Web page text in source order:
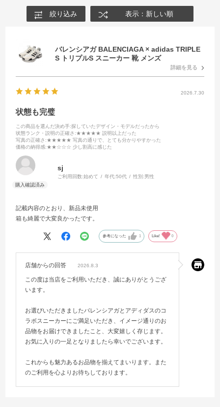
絞り込み 表示：新しい順
バレンシアガ BALENCIAGA × adidas TRIPLE
S トリプルS スニーカー 靴 メンズ
詳細を見る
2026.7.30
状態も完璧
この商品を選んだ決め手:探していたデザイン・モデルだったから
状態ランク・説明の正確さ :★★★★★ 説明以上だった
写真の正確さ :★★★★★ 写真の通りで、とても分かりやすかった
価格の納得感:★★☆☆☆ 少し割高に感じた
sj
ご利用回数:始めて 年代:50代 性別:男性
記載内容のとおり、新品未使用
箱も綺麗で大変良かったです。
参考になった 1 Like! 0
店舗からの回答 2026.8.3
この度は当店をご利用いただき、誠にありがとうござ
います。
お選びいただきましたバレンシアガとアディダスのコ
ラボスニーカーにご満足いただき、イメージ通りのお
品物をお届けできましたこと、大変嬉しく存じます。
お気に入りの一足となりましたら幸いでございます。
これからも魅力あるお品物を揃えてまいります。また
のご利用を心よりお待ちしております。